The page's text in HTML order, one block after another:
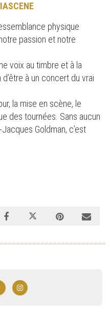
physique
passion et notre
voix au timbre et à la
à un concert du vrai
la mise en scène, le
des tournées. Sans aucun
Goldman, c’est